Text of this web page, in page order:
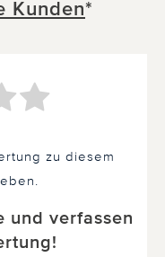
Kunden*
zu diesem
und verfassen